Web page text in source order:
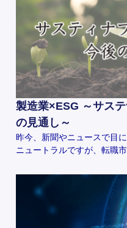
製造業×ESG ～サス
の見通し～
昨今、新聞やニュースで目
ニュートラルですが、転職